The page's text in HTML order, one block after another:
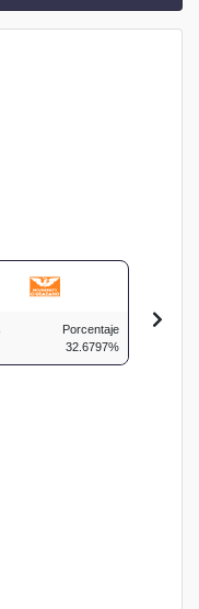
Porcentaje
32.6797%
Votos